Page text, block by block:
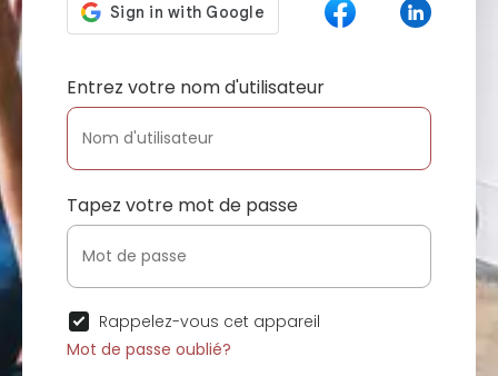
Entrez votre nom d'utilisateur
Tapez votre mot de passe
Rappelez-vous cet appareil
Mot de passe oublié?